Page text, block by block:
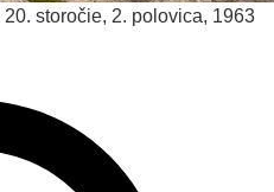
20. storočie, 2. polovica, 1963